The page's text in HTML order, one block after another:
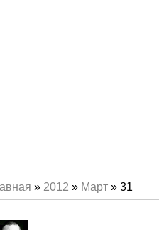
» 2012 » Март » 31